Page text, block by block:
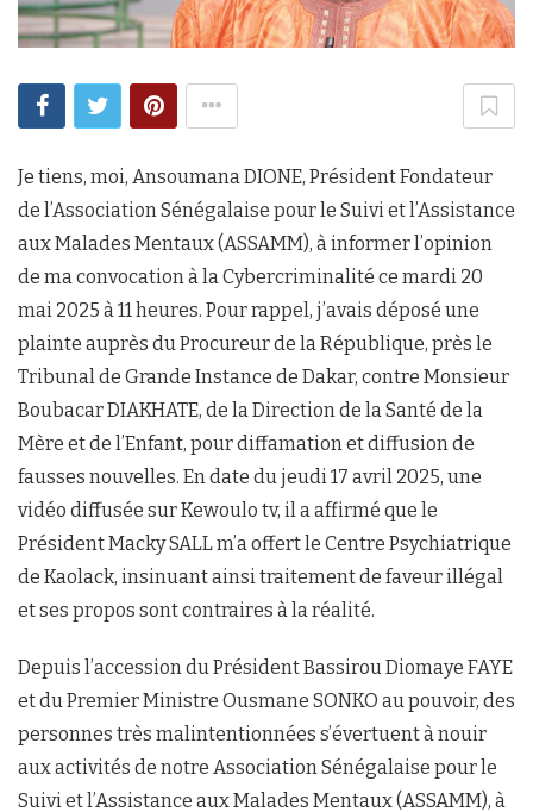
Je tiens, moi, Ansoumana DIONE, Président Fondateur
de l’Association Sénégalaise pour le Suivi et l’Assistance
aux Malades Mentaux (ASSAMM), à informer l’opinion
de ma convocation à la Cybercriminalité ce mardi 20
mai 2025 à 11 heures. Pour rappel, j’avais déposé une
plainte auprès du Procureur de la République, près le
Tribunal de Grande Instance de Dakar, contre Monsieur
Boubacar DIAKHATE, de la Direction de la Santé de la
Mère et de l’Enfant, pour diffamation et diffusion de
fausses nouvelles. En date du jeudi 17 avril 2025, une
vidéo diffusée sur Kewoulo tv, il a affirmé que le
Président Macky SALL m’a offert le Centre Psychiatrique
de Kaolack, insinuant ainsi traitement de faveur illégal
et ses propos sont contraires à la réalité.
Depuis l’accession du Président Bassirou Diomaye FAYE
et du Premier Ministre Ousmane SONKO au pouvoir, des
personnes très malintentionnées s’évertuent à nouir
aux activités de notre Association Sénégalaise pour le
Suivi et l’Assistance aux Malades Mentaux (ASSAMM), à